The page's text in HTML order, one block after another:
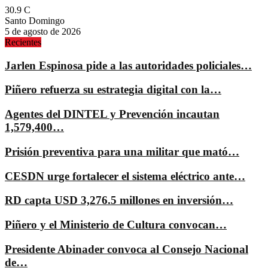
30.9 C
Santo Domingo
5 de agosto de 2026
Recientes
Jarlen Espinosa pide a las autoridades policiales…
Piñero refuerza su estrategia digital con la…
Agentes del DINTEL y Prevención incautan
1,579,400…
Prisión preventiva para una militar que mató…
CESDN urge fortalecer el sistema eléctrico ante…
RD capta USD 3,276.5 millones en inversión…
Piñero y el Ministerio de Cultura convocan…
Presidente Abinader convoca al Consejo Nacional
de…